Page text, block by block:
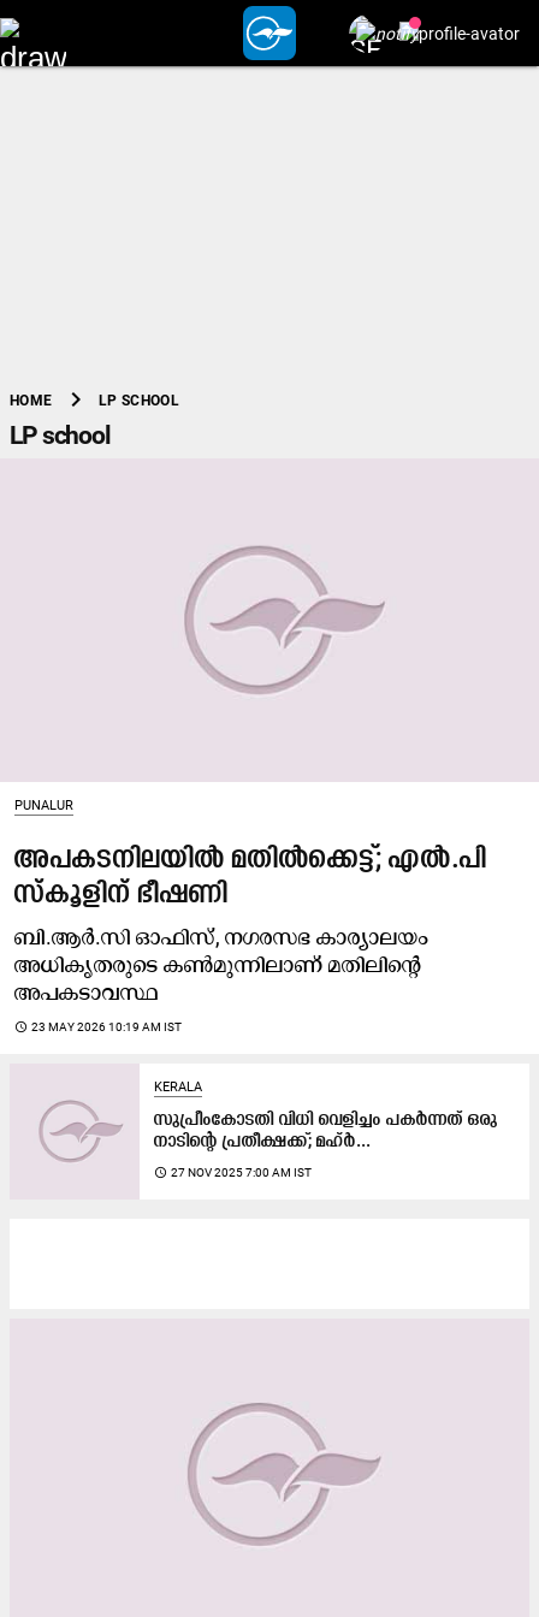
HOME chevron_right LP SCHOOL
LP school
PUNALUR
അപകടനിലയിൽ മതിൽക്കെട്ട്; എൽ.പി
സ്കൂളിന് ഭീഷണി
ബി.ആർ.സി ഓഫിസ്, നഗരസഭ കാര്യാലയം
അധികൃതരുടെ കൺമുന്നിലാണ് മതിലിന്റെ
അപകടാവസ്ഥ
access_time 23 MAY 2026 10:19 AM IST
KERALA
സുപ്രീംകോടതി വിധി വെളിച്ചം പകർന്നത് ഒരു
നാടിന്‍റെ പ്രതീക്ഷക്ക്; മഹ്ർ...
access_time 27 NOV 2025 7:00 AM IST